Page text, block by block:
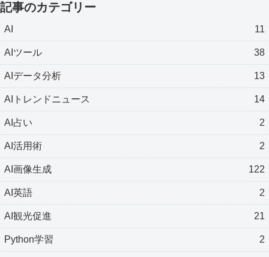
記事のカテゴリー
AI 11
AIツール 38
AIデータ分析 13
AIトレンドニュース 14
AI占い 2
AI活用術 2
AI画像生成 122
AI英語 2
AI観光促進 21
Python学習 2